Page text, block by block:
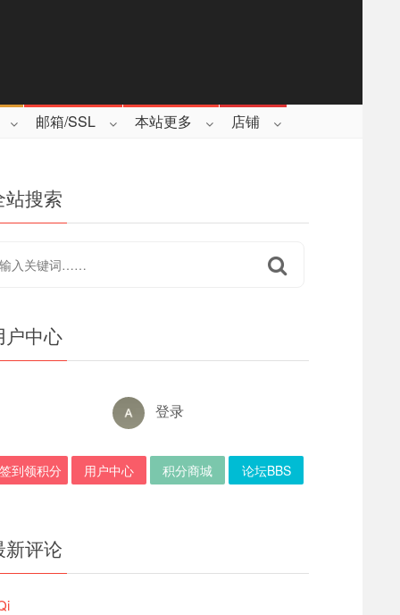
邮箱/SSL 本站更多 店铺
站搜索
户中心
登录
签到领积分 用户中心 积分商城 论坛BBS
新评论